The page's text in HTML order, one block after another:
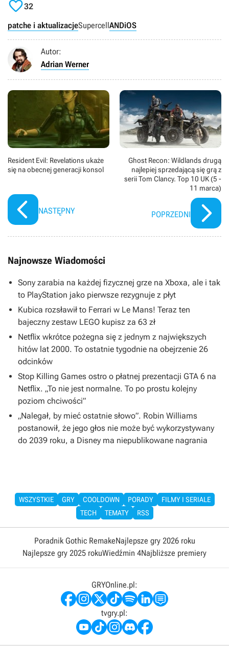
32
patche i aktualizacjeSupercellANDiOS
Autor:
Adrian Werner
Resident Evil: Revelations ukaże
się na obecnej generacji konsol
NASTĘPNY
Ghost Recon: Wildlands drugą
najlepiej sprzedającą się grą z
serii Tom Clancy. Top 10 UK (5 -
11 marca)
POPRZEDNI
Najnowsze Wiadomości
Sony zarabia na każdej fizycznej grze na Xboxa, ale i tak
to PlayStation jako pierwsze rezygnuje z płyt
Kubica rozsławił to Ferrari w Le Mans! Teraz ten
bajeczny zestaw LEGO kupisz za 63 zł
Netflix wkrótce pożegna się z jednym z największych
hitów lat 2000. To ostatnie tygodnie na obejrzenie 26
odcinków
Stop Killing Games ostro o płatnej prezentacji GTA 6 na
Netflix. „To nie jest normalne. To po prostu kolejny
poziom chciwości”
„Nalegał, by mieć ostatnie słowo”. Robin Williams
postanowił, że jego głos nie może być wykorzystywany
do 2039 roku, a Disney ma niepublikowane nagrania
WSZYSTKIE GRY COOLDOWN PORADY
FILMY I SERIALE
TECH
TEMATY RSS
Poradnik Gothic RemakeNajlepsze gry 2026 roku
Najlepsze gry 2025 rokuWiedźmin 4Najbliższe premiery
GRYOnline.pl:
tvgry.pl: